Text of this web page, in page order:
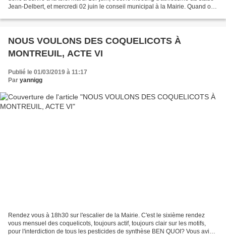
Jean-Delbert, et mercredi 02 juin le conseil municipal à la Mairie. Quand on
NOUS VOULONS DES COQUELICOTS À
MONTREUIL, ACTE VI
Publié le 01/03/2019 à 11:17
Par yannigg
Rendez vous à 18h30 sur l'escalier de la Mairie. C'est le sixième rendez
vous mensuel des coquelicots, toujours actif, toujours clair sur les motifs,
pour l'interdiction de tous les pesticides de synthèse BEN QUOI? Vous aviez